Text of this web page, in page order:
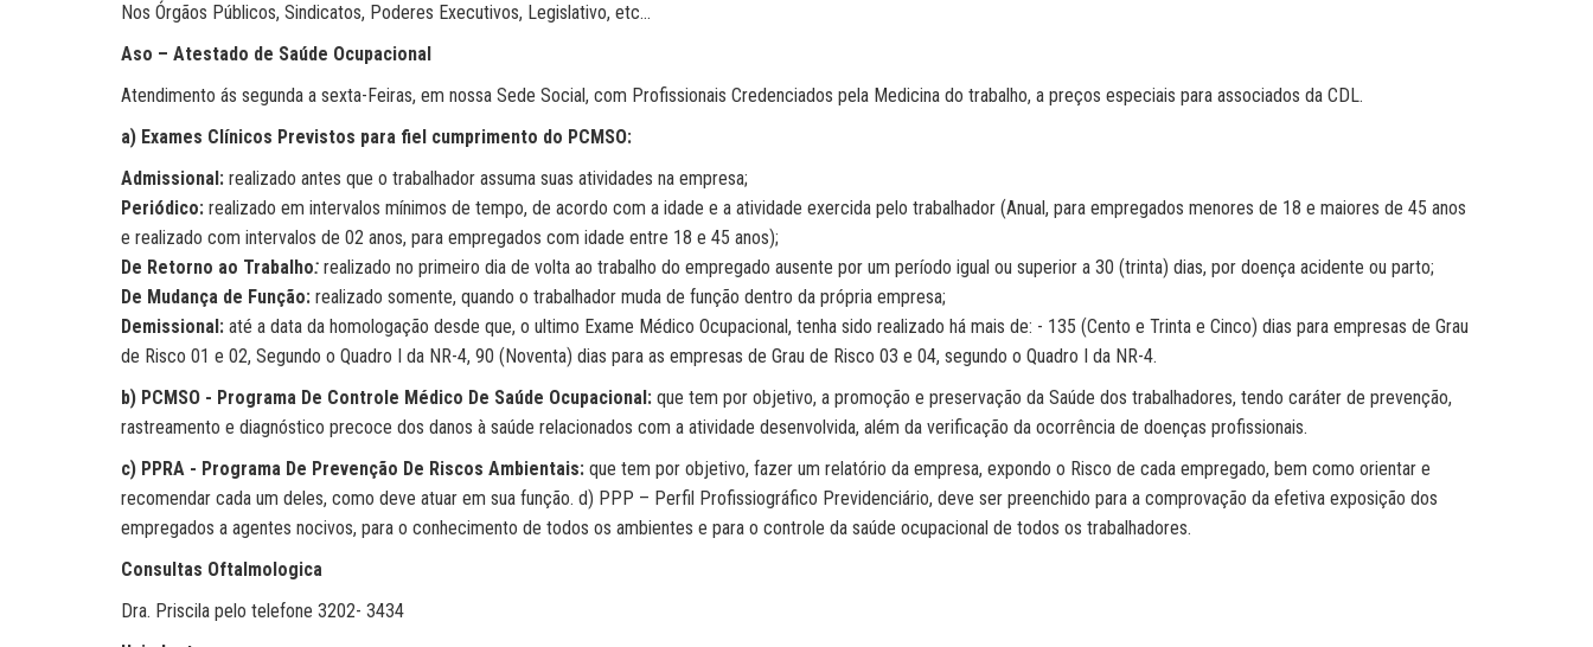
Nos Órgãos Públicos, Sindicatos, Poderes Executivos, Legislativo, etc...
Aso – Atestado de Saúde Ocupacional
Atendimento ás segunda a sexta-Feiras, em nossa Sede Social, com Profissionais Credenciados pela Medicina do trabalho, a preços especiais para associados da CDL.
a) Exames Clínicos Previstos para fiel cumprimento do PCMSO:
Admissional: realizado antes que o trabalhador assuma suas atividades na empresa;
Periódico: realizado em intervalos mínimos de tempo, de acordo com a idade e a atividade exercida pelo trabalhador (Anual, para empregados menores de 18 e maiores de 45 anos
e realizado com intervalos de 02 anos, para empregados com idade entre 18 e 45 anos);
De Retorno ao Trabalho: realizado no primeiro dia de volta ao trabalho do empregado ausente por um período igual ou superior a 30 (trinta) dias, por doença acidente ou parto;
De Mudança de Função: realizado somente, quando o trabalhador muda de função dentro da própria empresa;
Demissional: até a data da homologação desde que, o ultimo Exame Médico Ocupacional, tenha sido realizado há mais de: - 135 (Cento e Trinta e Cinco) dias para empresas de Grau
de Risco 01 e 02, Segundo o Quadro I da NR-4, 90 (Noventa) dias para as empresas de Grau de Risco 03 e 04, segundo o Quadro I da NR-4.
b) PCMSO - Programa De Controle Médico De Saúde Ocupacional: que tem por objetivo, a promoção e preservação da Saúde dos trabalhadores, tendo caráter de prevenção,
rastreamento e diagnóstico precoce dos danos à saúde relacionados com a atividade desenvolvida, além da verificação da ocorrência de doenças profissionais.
c) PPRA - Programa De Prevenção De Riscos Ambientais: que tem por objetivo, fazer um relatório da empresa, expondo o Risco de cada empregado, bem como orientar e
recomendar cada um deles, como deve atuar em sua função. d) PPP – Perfil Profissiográfico Previdenciário, deve ser preenchido para a comprovação da efetiva exposição dos
empregados a agentes nocivos, para o conhecimento de todos os ambientes e para o controle da saúde ocupacional de todos os trabalhadores.
Consultas Oftalmologica
Dra. Priscila pelo telefone 3202- 3434